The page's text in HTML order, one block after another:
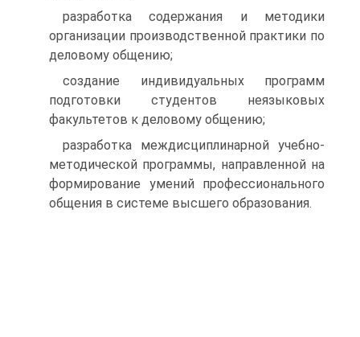
разработка содержания и методики
организации производственной практики по
деловому общению;
создание индивидуальных программ
подготовки студентов неязыковых
факультетов к деловому общению;
разработка междисциплинарной учебно-
методической программы, направленной на
формирование умений профессионального
общения в системе высшего образования.